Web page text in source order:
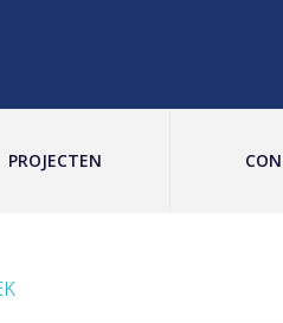
PROJECTEN